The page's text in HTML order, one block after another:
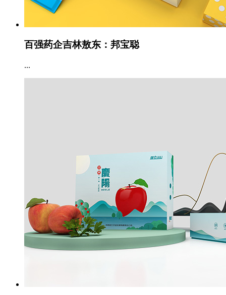
百强药企吉林敖东：邦宝聪
...